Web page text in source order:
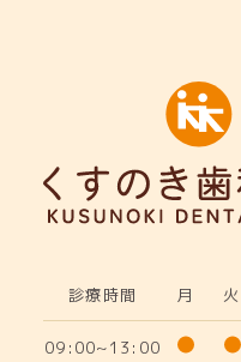
診療時間 月 火
09:00~13:00